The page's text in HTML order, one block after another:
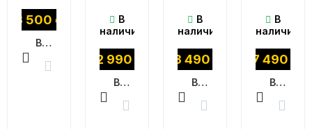
3 500 ₽
В КОРЗИНУ
В
наличии
12 990
В КОРЗИНУ
В
наличии
13 490
В КОРЗИНУ
В
наличии
17 490
В КОРЗИНУ